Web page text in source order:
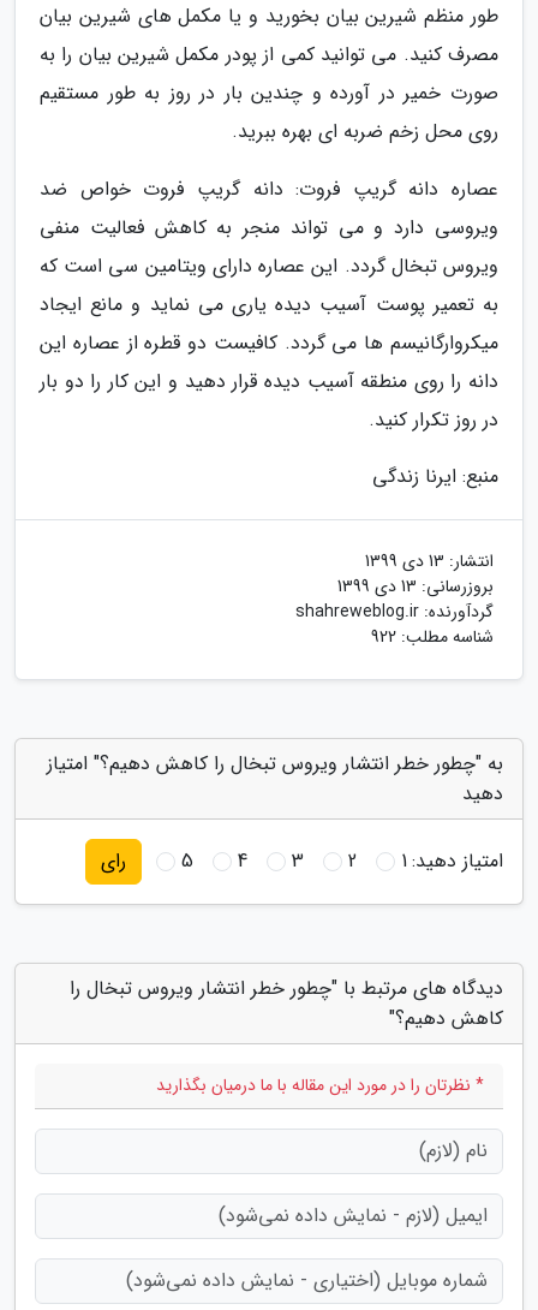
طور منظم شیرین بیان بخورید و یا مکمل های شیرین بیان
مصرف کنید. می توانید کمی از پودر مکمل شیرین بیان را به
صورت خمیر در آورده و چندین بار در روز به طور مستقیم
روی محل زخم ضربه ای بهره ببرید.
عصاره دانه گریپ فروت: دانه گریپ فروت خواص ضد
ویروسی دارد و می تواند منجر به کاهش فعالیت منفی
ویروس تبخال گردد. این عصاره دارای ویتامین سی است که
به تعمیر پوست آسیب دیده یاری می نماید و مانع ایجاد
میکروارگانیسم ها می گردد. کافیست دو قطره از عصاره این
دانه را روی منطقه آسیب دیده قرار دهید و این کار را دو بار
در روز تکرار کنید.
منبع: ایرنا زندگی
انتشار: 13 دی 1399
بروزرسانی: 13 دی 1399
گردآورنده: shahreweblog.ir
شناسه مطلب: 922
به "چطور خطر انتشار ویروس تبخال را کاهش دهیم؟" امتیاز
دهید
امتیاز دهید:1
2
3
4
5 رای
دیدگاه های مرتبط با "چطور خطر انتشار ویروس تبخال را
کاهش دهیم؟"
* نظرتان را در مورد این مقاله با ما درمیان بگذارید